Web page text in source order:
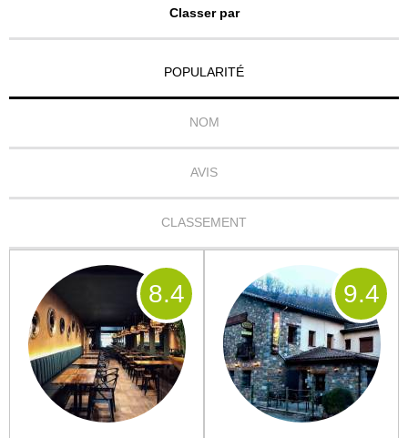
Classer par
POPULARITÉ
NOM
AVIS
CLASSEMENT
8.4 9.4